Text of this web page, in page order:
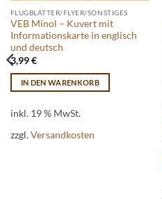
FLUGBLÄTTER/FLYER/SONSTIGES
VEB Minol – Kuvert mit
Informationskarte in englisch
und deutsch
3,99€
IN DEN WARENKORB
inkl. 19 % MwSt.
zzgl.Versandkosten